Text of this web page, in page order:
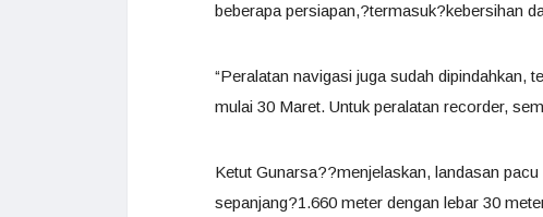
beberapa persiapan,?termasuk?kebersihan
“Peralatan navigasi juga sudah dipindahkan,
mulai 30 Maret. Untuk peralatan recorder,
Ketut Gunarsa??menjelaskan, landasan
sepanjang?1.660 meter dengan lebar 30